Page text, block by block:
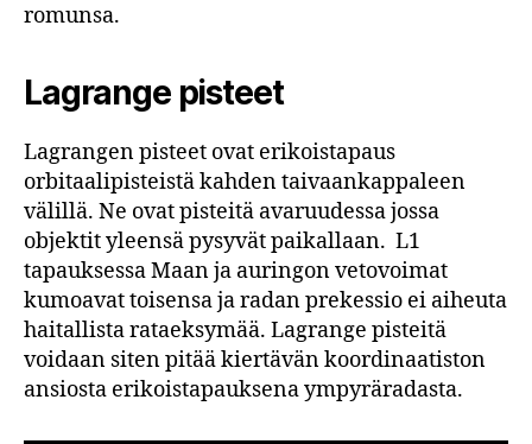
romunsa.
Lagrange pisteet
Lagrangen pisteet ovat erikoistapaus
orbitaalipisteistä kahden taivaankappaleen
välillä. Ne ovat pisteitä avaruudessa jossa
objektit yleensä pysyvät paikallaan. L1
tapauksessa Maan ja auringon vetovoimat
kumoavat toisensa ja radan prekessio ei aiheuta
haitallista rataeksymää. Lagrange pisteitä
voidaan siten pitää kiertävän koordinaatiston
ansiosta erikoistapauksena ympyräradasta.